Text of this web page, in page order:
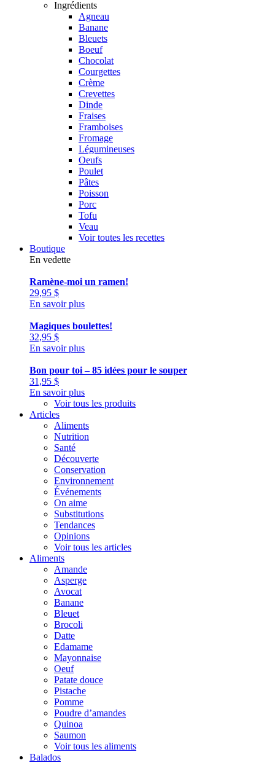
Ingrédients
Agneau
Banane
Bleuets
Boeuf
Chocolat
Courgettes
Crème
Crevettes
Dinde
Fraises
Framboises
Fromage
Légumineuses
Oeufs
Poulet
Pâtes
Poisson
Porc
Tofu
Veau
Voir toutes les recettes
Boutique
En vedette
Ramène-moi un ramen!
29,95 $
En savoir plus
Magiques boulettes!
32,95 $
En savoir plus
Bon pour toi – 85 idées pour le souper
31,95 $
En savoir plus
Voir tous les produits
Articles
Aliments
Nutrition
Santé
Découverte
Conservation
Environnement
Événements
On aime
Substitutions
Tendances
Opinions
Voir tous les articles
Aliments
Amande
Asperge
Avocat
Banane
Bleuet
Brocoli
Datte
Edamame
Mayonnaise
Oeuf
Patate douce
Pistache
Pomme
Poudre d’amandes
Quinoa
Saumon
Voir tous les aliments
Balados